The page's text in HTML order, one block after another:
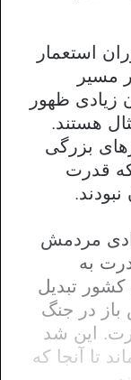
استعمار
مسیر
زیادی ظهور
هستند.
بزرگی
قدرت
مردمش
به
تبدیل
در جنگ
این شد
ماند تا آنجا که